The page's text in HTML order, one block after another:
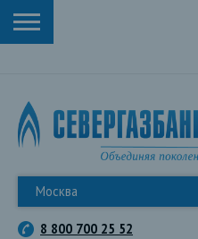
Москва
8 800 700 25 52